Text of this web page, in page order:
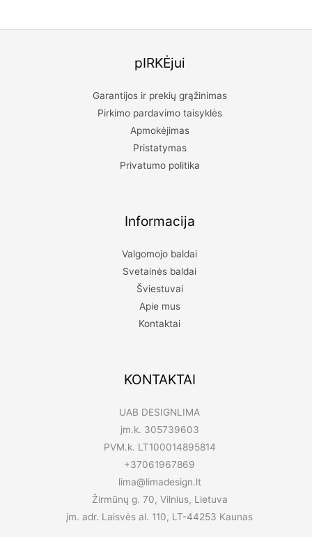
pIRKĖjui
Garantijos ir prekių grąžinimas
Pirkimo pardavimo taisyklės
Apmokėjimas
Pristatymas
Privatumo politika
Informacija
Valgomojo baldai
Svetainės baldai
Šviestuvai
Apie mus
Kontaktai
KONTAKTAI
UAB DESIGNLIMA
įm.k. 305739603
PVM.k. LT100014895814
+37061967869
lima@limadesign.lt
Žirmūnų g. 70, Vilnius, Lietuva
įm. adr. Laisvės al. 110, LT-44253 Kaunas